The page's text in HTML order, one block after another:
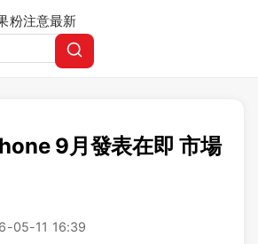
粉注意最新
9月發表在即 市場
05-11 16:39